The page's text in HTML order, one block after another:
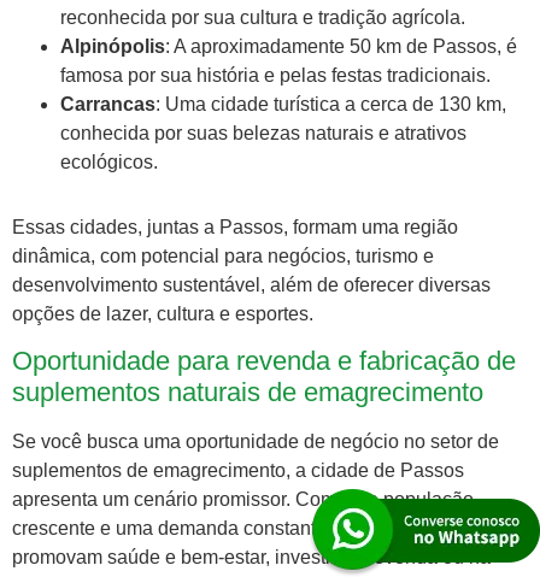
reconhecida por sua cultura e tradição agrícola.
Alpinópolis: A aproximadamente 50 km de Passos, é
famosa por sua história e pelas festas tradicionais.
Carrancas: Uma cidade turística a cerca de 130 km,
conhecida por suas belezas naturais e atrativos
ecológicos.
Essas cidades, juntas a Passos, formam uma região
dinâmica, com potencial para negócios, turismo e
desenvolvimento sustentável, além de oferecer diversas
opções de lazer, cultura e esportes.
Oportunidade para revenda e fabricação de
suplementos naturais de emagrecimento
Se você busca uma oportunidade de negócio no setor de
suplementos de emagrecimento, a cidade de Passos
apresenta um cenário promissor. Com uma população
crescente e uma demanda constante por produtos que
promovam saúde e bem-estar, investir na revenda ou na